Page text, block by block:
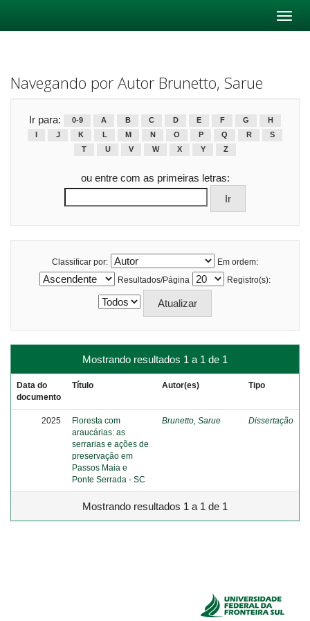
Navegando por Autor Brunetto, Sarue
Ir para: 0-9 A B C D E F G
H
J K L M N O P Q R
S
T
U V W X Y Z
ou entre com as primeiras letras:
Classificar por:
Em ordem:
Resultados/Página
Registro(s):
Mostrando resultados 1 a 1 de 1
Data do
documento
Título Autor(es) Tipo
2025
Floresta com
araucárias: as
serrarias e ações de
preservação em
Passos Maia e
Ponte Serrada - SC
Brunetto, Sarue Dissertação
Mostrando resultados 1 a 1 de 1